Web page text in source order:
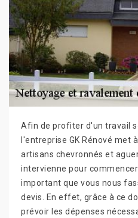
Afin de profiter d'un travail
l'entreprise GK Rénové met
artisans chevronnés et
intervienne pour
important que vous nous
devis. En effet, grâce à ce
prévoir les dépenses